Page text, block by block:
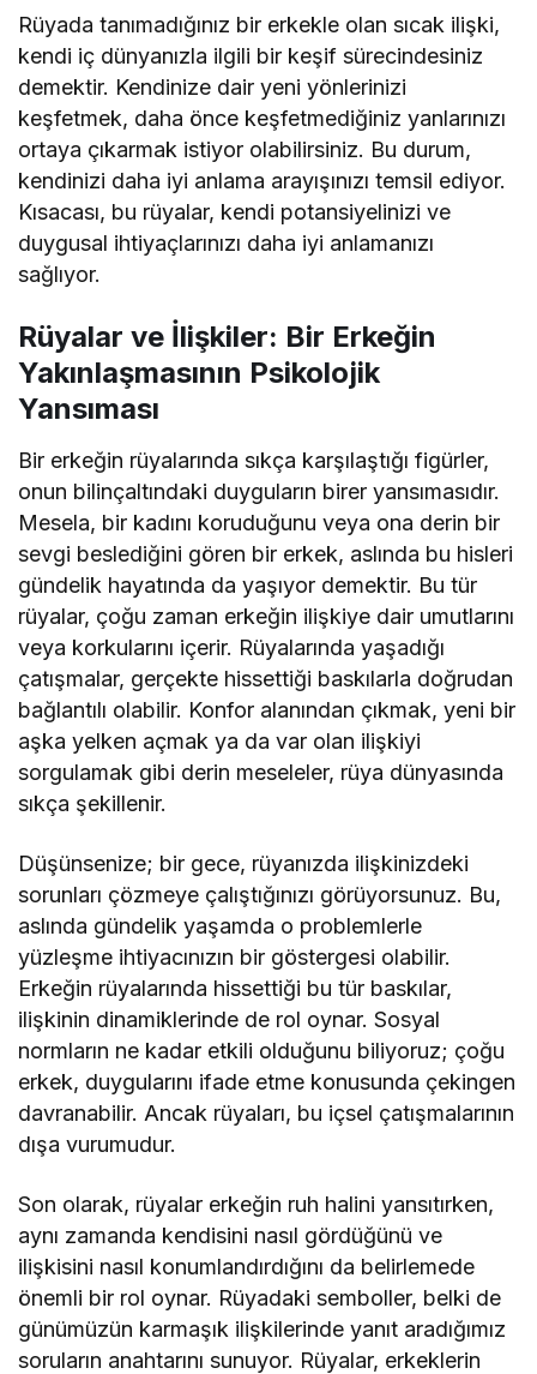
Rüyada tanımadığınız bir erkekle olan sıcak ilişki,
kendi iç dünyanızla ilgili bir keşif sürecindesiniz
demektir. Kendinize dair yeni yönlerinizi
keşfetmek, daha önce keşfetmediğiniz yanlarınızı
ortaya çıkarmak istiyor olabilirsiniz. Bu durum,
kendinizi daha iyi anlama arayışınızı temsil ediyor.
Kısacası, bu rüyalar, kendi potansiyelinizi ve
duygusal ihtiyaçlarınızı daha iyi anlamanızı
sağlıyor.
Rüyalar ve İlişkiler: Bir Erkeğin
Yakınlaşmasının Psikolojik
Yansıması
Bir erkeğin rüyalarında sıkça karşılaştığı figürler,
onun bilinçaltındaki duyguların birer yansımasıdır.
Mesela, bir kadını koruduğunu veya ona derin bir
sevgi beslediğini gören bir erkek, aslında bu hisleri
gündelik hayatında da yaşıyor demektir. Bu tür
rüyalar, çoğu zaman erkeğin ilişkiye dair umutlarını
veya korkularını içerir. Rüyalarında yaşadığı
çatışmalar, gerçekte hissettiği baskılarla doğrudan
bağlantılı olabilir. Konfor alanından çıkmak, yeni bir
aşka yelken açmak ya da var olan ilişkiyi
sorgulamak gibi derin meseleler, rüya dünyasında
sıkça şekillenir.
Düşünsenize; bir gece, rüyanızda ilişkinizdeki
sorunları çözmeye çalıştığınızı görüyorsunuz. Bu,
aslında gündelik yaşamda o problemlerle
yüzleşme ihtiyacınızın bir göstergesi olabilir.
Erkeğin rüyalarında hissettiği bu tür baskılar,
ilişkinin dinamiklerinde de rol oynar. Sosyal
normların ne kadar etkili olduğunu biliyoruz; çoğu
erkek, duygularını ifade etme konusunda çekingen
davranabilir. Ancak rüyaları, bu içsel çatışmalarının
dışa vurumudur.
Son olarak, rüyalar erkeğin ruh halini yansıtırken,
aynı zamanda kendisini nasıl gördüğünü ve
ilişkisini nasıl konumlandırdığını da belirlemede
önemli bir rol oynar. Rüyadaki semboller, belki de
günümüzün karmaşık ilişkilerinde yanıt aradığımız
soruların anahtarını sunuyor. Rüyalar, erkeklerin